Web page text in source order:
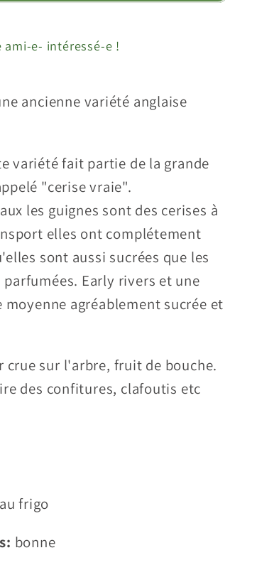
e- intéressé-e !
ancienne variété anglaise
variété fait partie de la grande
"cerise vraie".
les guignes sont des cerises à
elles ont complétement
sont aussi sucrées que les
Early rivers et une
agréablement sucrée et
crue sur l'arbre, fruit de bouche.
des confitures, clafoutis etc
frigo
bonne